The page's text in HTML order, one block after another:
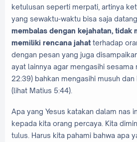
ketulusan seperti merpati, artinya
yang sewaktu-waktu bisa saja
membalas dengan kejahatan, tidak
memiliki rencana jahat terhadap
dengan pesan yang juga
ayat lainnya agar mengasihi sesama
22:39) bahkan mengasihi musuh
(lihat Matius 5:44).
Apa yang Yesus katakan dalam nas
kepada kita orang percaya. Kita
tulus. Harus kita pahami bahwa apa